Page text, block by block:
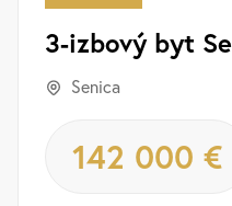
3-izbový byt
Senica
142 000 €